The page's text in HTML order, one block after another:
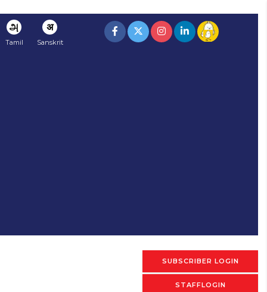
அ
Tamil
अ
Sanskrit
SUBSCRIBER LOGIN
STAFFLOGIN